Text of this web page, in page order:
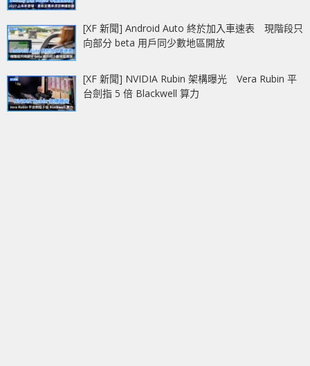
[XF 新聞] Android Auto 終於加入車速表 現階段只
向部分 beta 用戶同少數地區開放
[XF 新聞] NVIDIA Rubin 架構曝光 Vera Rubin 平
台劍指 5 倍 Blackwell 算力